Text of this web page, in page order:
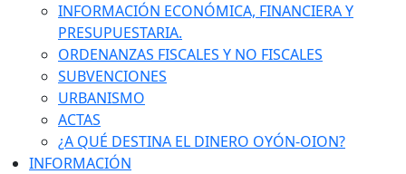
INFORMACIÓN ECONÓMICA, FINANCIERA Y
PRESUPUESTARIA.
ORDENANZAS FISCALES Y NO FISCALES
SUBVENCIONES
URBANISMO
ACTAS
¿A QUÉ DESTINA EL DINERO OYÓN-OION?
INFORMACIÓN